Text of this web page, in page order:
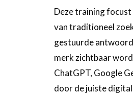
Deze training
van traditioneel
gestuurde
merk zichtbaar
ChatGPT, Google
door de juiste